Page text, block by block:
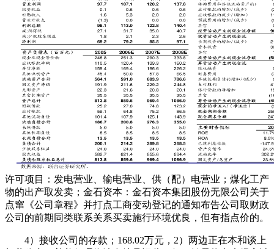
许可项目：发电营业、输电营业、供（配）电营业；煤化工产
物的出产取发卖；金石资本：金石资本集团股份无限公司关于
点窜《公司章程》并打点工商变动登记的通知布告公司取财政
公司的前期同类联系关系买卖施行环境优良，但有指点价的。
4）接收公司的存款；168.02万元，2）两边正在本和谈上